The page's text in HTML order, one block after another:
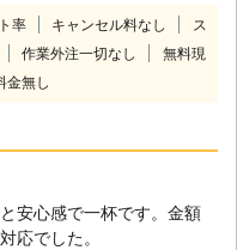
迷惑なことかと思います。
剪定や伐採を木に行い、そ
処理を行うのです。どちら
びすぎでお困りでしたら
機機工」に木の形を整え
おまかせしませんか。剪定
の要る作業で、素人の方が
せづらいというお客様に寄
お客様の中には業者との
率 キャンセル料なし
ス
作業外注一切なし
無料現
金無し
安心感で一杯です。金額
応でした。